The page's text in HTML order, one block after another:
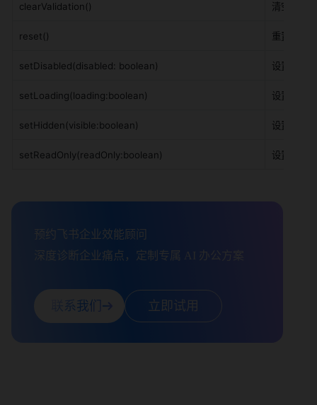
clearValidation() 清空校验
reset() 重置组件值
setDisabled(disabled: boolean) 设置是否
setLoading(loading:boolean) 设置是否
setHidden(visible:boolean) 设置是否
setReadOnly(readOnly:boolean) 设置是否
预约飞书企业效能顾问
深度诊断企业痛点，定制专属 AI 办公方案
联系我们 立即试用